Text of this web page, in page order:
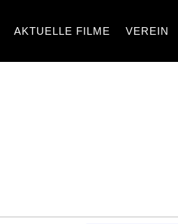
AKTUELLE FILME VEREIN